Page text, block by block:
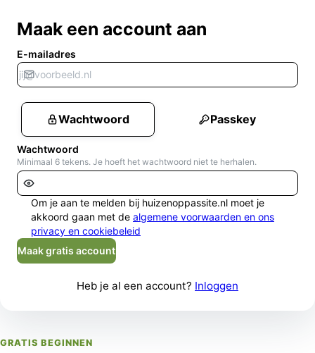
GRATIS BEGINNEN
Maak een account aan
E-mailadres
Wachtwoord Passkey
Wachtwoord
Minimaal 6 tekens. Je hoeft het wachtwoord niet te herhalen.
Om je aan te melden bij huizenoppassite.nl moet je
akkoord gaan met de algemene voorwaarden en ons
privacy en cookiebeleid
Maak gratis account
Heb je al een account? Inloggen